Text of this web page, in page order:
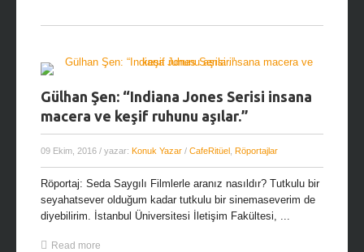
Gülhan Şen: “Indiana Jones Serisi insana
macera ve keşif ruhunu aşılar.”
09 Ekim, 2016 / yazar: Konuk Yazar / CafeRitüel Röportajlar
Röportaj: Seda Saygılı Filmlerle aranız nasıldır? Tutkulu bir
seyahatsever olduğum kadar tutkulu bir sinemaseverim de
diyebilirim. İstanbul Üniversitesi İletişim Fakültesi, ...
Read more